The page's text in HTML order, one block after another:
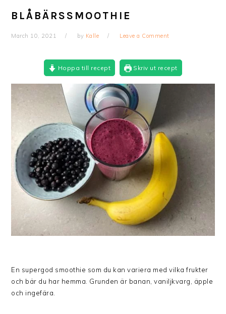
BLÅBÄRSSMOOTHIE
March 10, 2021 by Kalle Leave a Comment
Hoppa till recept Skriv ut recept
En supergod smoothie som du kan variera med vilka frukter
och bär du har hemma. Grunden är banan, vaniljkvarg, äpple
och ingefära.